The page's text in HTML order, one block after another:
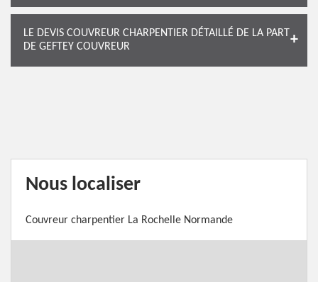
LE DEVIS COUVREUR CHARPENTIER DÉTAILLÉ DE LA PART
DE GEFTEY COUVREUR
Nous localiser
Couvreur charpentier La Rochelle Normande